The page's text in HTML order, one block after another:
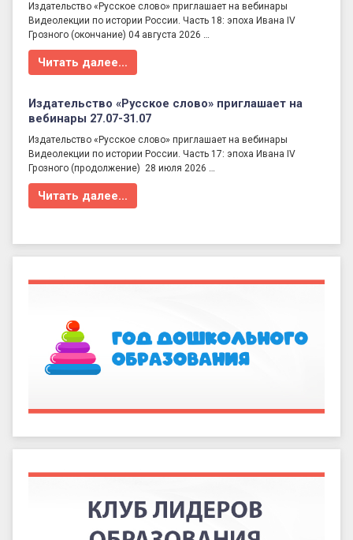
Издательство «Русское слово» приглашает на вебинары
Видеолекции по истории России. Часть 18: эпоха Ивана IV
Грозного (окончание) 04 августа 2026 …
Читать далее…
Издательство «Русское слово» приглашает на
вебинары 27.07-31.07
Издательство «Русское слово» приглашает на вебинары
Видеолекции по истории России. Часть 17: эпоха Ивана IV
Грозного (продолжение) 28 июля 2026 …
Читать далее…